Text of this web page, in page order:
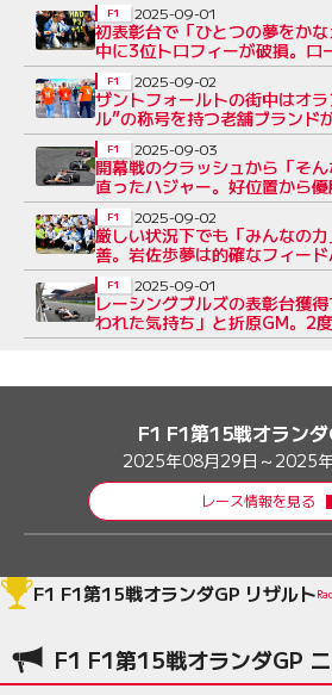
初表彰台で「ひとつの夢をか
中に3位トロフィーが破損。ロ
チャンスを失う
F1 2025-09-01
ザントフォールトの街中はオ
ル”の称号を持つ老舗ブランド
作／現場写真日記
F1 2025-09-02
開幕戦のクラッシュから「そ
直ったハジャー。好位置から
台【ルーキー・フォーカス】
F1 2025-09-03
厳しい状況下でも「みんなの
善。岩佐歩夢は的確なフィー
表彰台に貢献
F1 2025-09-02
レーシングブルズの表彰台獲
われた気持ち」と折原GM。2
入賞のハジャーに感謝
F1 2025-09-01
F1 F1第15戦オラン
2025年08月29日～2025
レース情報を見る
F1 F1第15戦オランダGP リザルト
F1 F1第15戦オランダGP